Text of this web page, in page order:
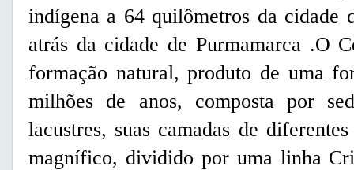
indígena a 64 quilômetros da cidade
atrás da cidade de Purmamarca .O
formação natural, produto de uma
milhões de anos, composta por
lacustres, suas camadas de
magnífico, dividido por uma linha